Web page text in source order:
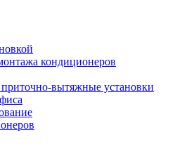
кондиционеров
вытяжные установки